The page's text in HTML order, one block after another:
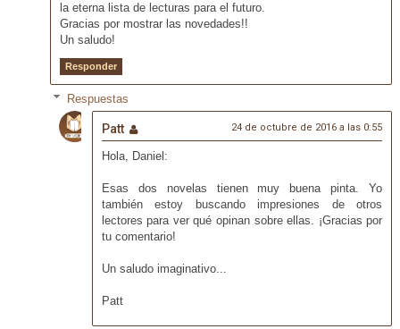
la eterna lista de lecturas para el futuro.
Gracias por mostrar las novedades!!
Un saludo!
Responder
Respuestas
Patt 24 de octubre de 2016 a las 0:55
Hola, Daniel:
Esas dos novelas tienen muy buena pinta. Yo
también estoy buscando impresiones de otros
lectores para ver qué opinan sobre ellas. ¡Gracias por
tu comentario!
Un saludo imaginativo...
Patt